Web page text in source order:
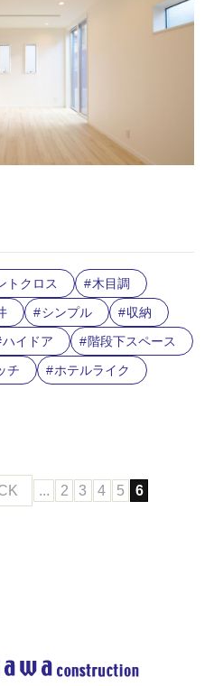
トクロス
木目調
シンプル
収納
ハイドア
階段下スペース
チ
ホテルライク
... 2 3 4 5 6